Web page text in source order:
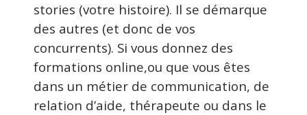
stories (votre histoire). Il se démarque
des autres (et donc de vos
concurrents). Si vous donnez des
formations online,ou que vous êtes
dans un métier de communication, de
relation d’aide, thérapeute ou dans le